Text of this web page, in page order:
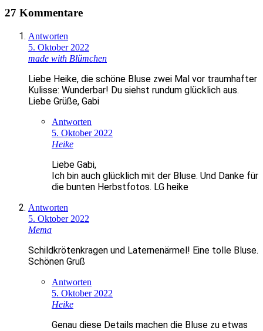
27 Kommentare
Antworten
5. Oktober 2022
made with Blümchen
Liebe Heike, die schöne Bluse zwei Mal vor traumhafter
Kulisse: Wunderbar! Du siehst rundum glücklich aus.
Liebe Grüße, Gabi
Antworten
5. Oktober 2022
Heike
Liebe Gabi,
Ich bin auch glücklich mit der Bluse. Und Danke für
die bunten Herbstfotos. LG heike
Antworten
5. Oktober 2022
Mema
Schildkrötenkragen und Laternenärmel! Eine tolle Bluse.
Schönen Gruß
Antworten
5. Oktober 2022
Heike
Genau diese Details machen die Bluse zu etwas